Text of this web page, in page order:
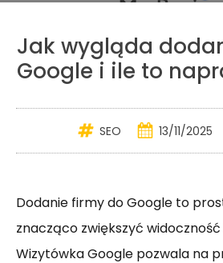
Jak wygląda
Google i ile to
SEO 13/11/2025
Dodanie firmy do Google to
znacząco zwiększyć widoczność
Wizytówka Google pozwala na